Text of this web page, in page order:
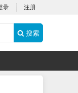
录 注册
搜索